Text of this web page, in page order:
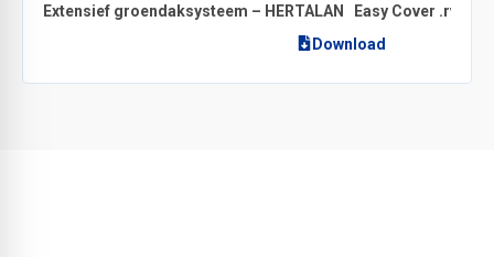
Extensief groendaksysteem – HERTALAN
Easy Cover .rvt
Download